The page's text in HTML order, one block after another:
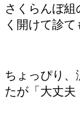
さくらんぼ組
く開けて診
ちょっぴり、
たが「大丈夫